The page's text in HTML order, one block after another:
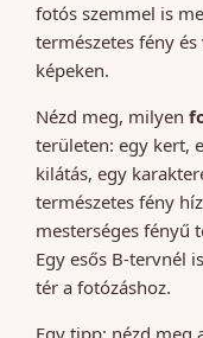
fotós szemmel is
természetes fény
képeken.
Nézd meg, milyen
területen: egy kert,
kilátás, egy
természetes fény
mesterséges fényű
Egy esős B-tervnél
tér a fotózáshoz.